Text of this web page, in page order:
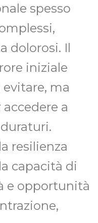
spesso
dolorosi. Il
iniziale
ma
a
resilienza
capacità di
e opportunità